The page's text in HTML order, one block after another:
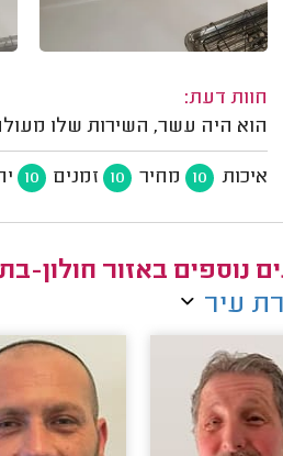
חוות דעת:
הוא היה עשר, השירות שלו
איכות 10 מחיר 10 זמנים 10
נוספים באזור חולון-
עיר